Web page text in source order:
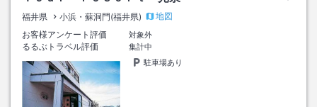
福井県 小浜・蘇洞門(福井県)
地図
お客様アンケート評価
対象外
るるぶトラベル評価
集計中
駐車場あり